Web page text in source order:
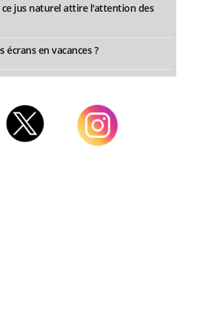
ce jus naturel attire l'attention des
en vacances ?